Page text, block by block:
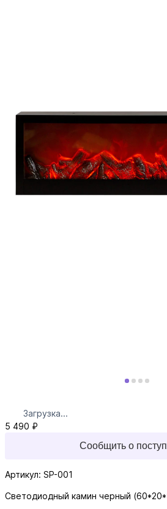
Загрузка...
5 490 ₽
Сообщить о
Артикул: SP-001
Светодиодный камин черный